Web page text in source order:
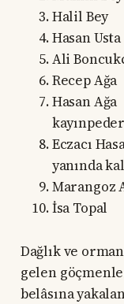
Halil
Hasan
Ali
Recep Ağa
Hasan
Eczacı
yanında
Marangoz
İsa
Dağlık ve
gelen
belâsına